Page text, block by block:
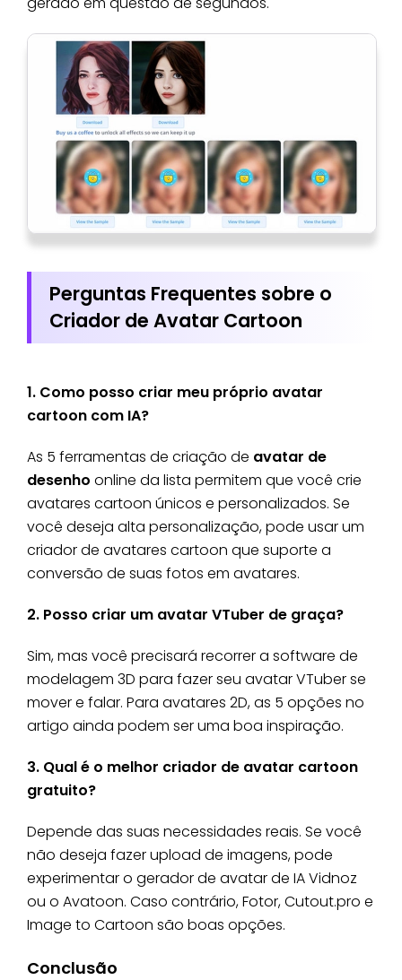
Perguntas Frequentes sobre o
Criador de Avatar Cartoon
1. Como posso criar meu próprio avatar
cartoon com IA?
As 5 ferramentas de criação de avatar de
desenho online da lista permitem que você crie
avatares cartoon únicos e personalizados. Se
você deseja alta personalização, pode usar um
criador de avatares cartoon que suporte a
conversão de suas fotos em avatares.
2. Posso criar um avatar VTuber de graça?
Sim, mas você precisará recorrer a software de
modelagem 3D para fazer seu avatar VTuber se
mover e falar. Para avatares 2D, as 5 opções no
artigo ainda podem ser uma boa inspiração.
3. Qual é o melhor criador de avatar cartoon
gratuito?
Depende das suas necessidades reais. Se você
não deseja fazer upload de imagens, pode
experimentar o gerador de avatar de IA Vidnoz
ou o Avatoon. Caso contrário, Fotor, Cutout.pro e
Image to Cartoon são boas opções.
Conclusão